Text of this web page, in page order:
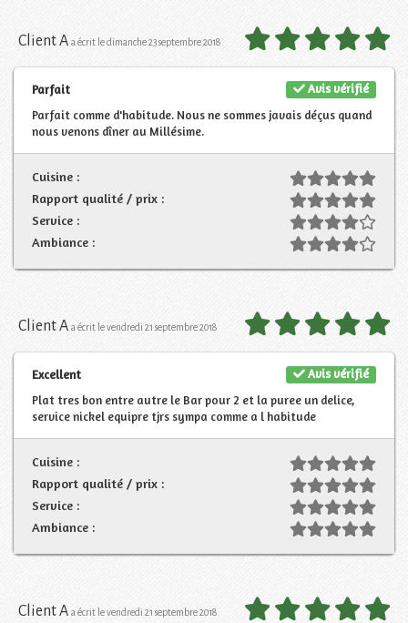
Client A a écrit le dimanche 23 septembre 2018
Avis vérifié
Parfait
Parfait comme d'habitude. Nous ne sommes javais déçus quand
nous venons dîner au Millésime.
Cuisine :
Rapport qualité / prix :
Service :
Ambiance :
Client A a écrit le vendredi 21 septembre 2018
Avis vérifié
Excellent
Plat tres bon entre autre le Bar pour 2 et la puree un delice,
service nickel equipre tjrs sympa comme a l habitude
Cuisine :
Rapport qualité / prix :
Service :
Ambiance :
Client A a écrit le vendredi 21 septembre 2018